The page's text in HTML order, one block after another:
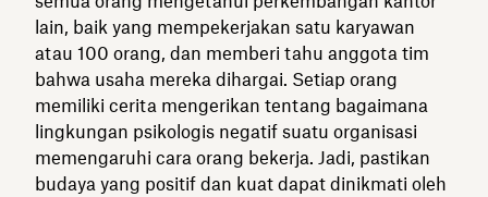
lain, baik yang mempekerjakan satu karyawan
atau 100 orang, dan memberi tahu anggota tim
bahwa usaha mereka dihargai. Setiap orang
memiliki cerita mengerikan tentang bagaimana
lingkungan psikologis negatif suatu organisasi
memengaruhi cara orang bekerja. Jadi, pastikan
budaya yang positif dan kuat dapat dinikmati oleh